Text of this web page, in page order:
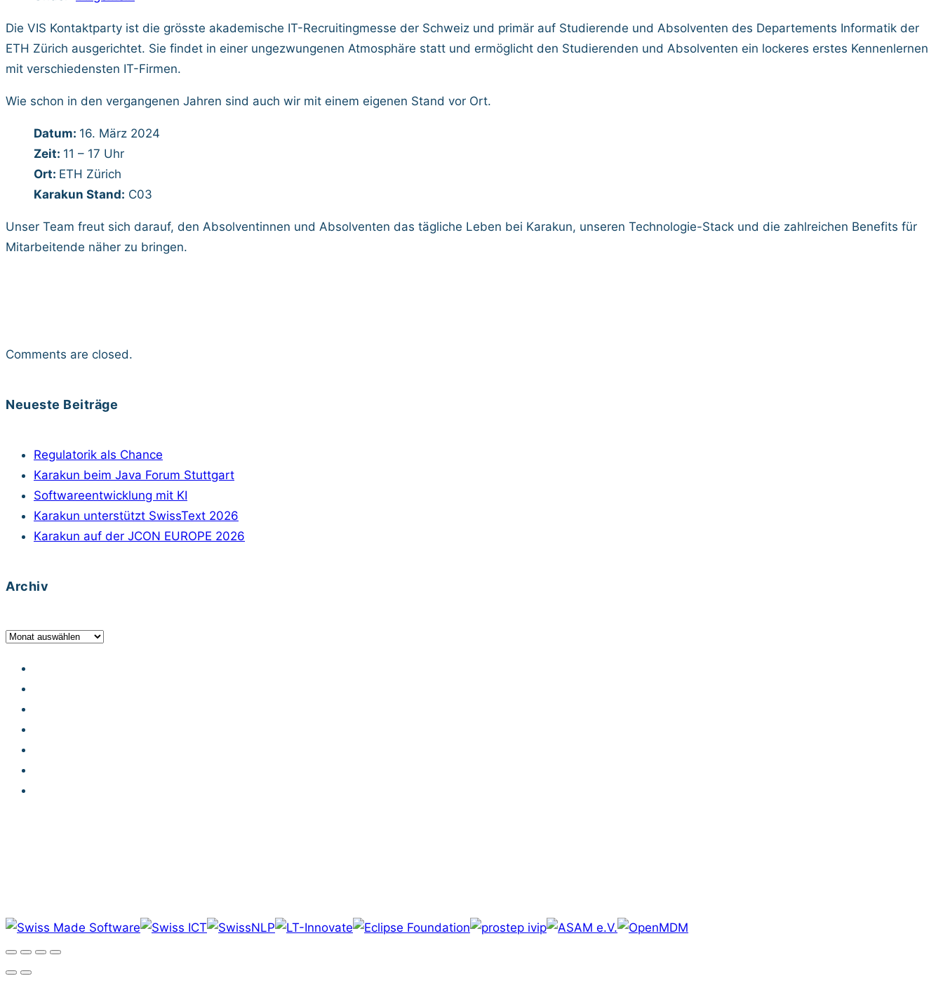
Die VIS Kontaktparty ist die grösste akademische IT-Recruitingmesse der Schweiz und primär auf Studierende und Absolventen des Departements Informatik der
ETH Zürich ausgerichtet. Sie findet in einer ungezwungenen Atmosphäre statt und ermöglicht den Studierenden und Absolventen ein lockeres erstes Kennenlernen
mit verschiedensten IT-Firmen.
Wie schon in den vergangenen Jahren sind auch wir mit einem eigenen Stand vor Ort.
Datum: 16. März 2024
Zeit: 11 – 17 Uhr
Ort: ETH Zürich
Karakun Stand: C03
Unser Team freut sich darauf, den Absolventinnen und Absolventen das tägliche Leben bei Karakun, unseren Technologie-Stack und die zahlreichen Benefits für
Mitarbeitende näher zu bringen.
Comments are closed.
Neueste Beiträge
Regulatorik als Chance
Karakun beim Java Forum Stuttgart
Softwareentwicklung mit KI
Karakun unterstützt SwissText 2026
Karakun auf der JCON EUROPE 2026
Archiv
Archiv